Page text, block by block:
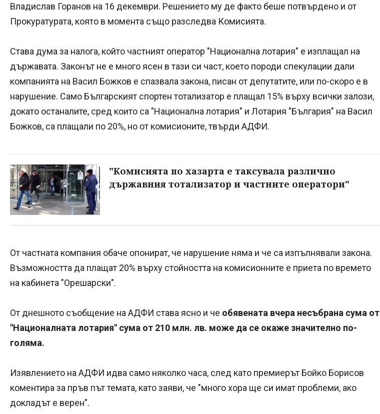
Владислав Горанов на 16 декември. Решението му де факто беше потвърдено и от
Прокуратурата, която в момента също разследва Комисията.
Става дума за налога, който частният оператор "Национална лотария" е изплащал на
държавата. Законът не е много ясен в тази си част, което породи спекулации дали
компанията на Васил Божков е спазвала закона, писан от депутатите, или по-скоро е в
нарушение. Само Българският спортен тотализатор е плащал 15% върху всички залози,
докато останалите, сред които са "Национална лотария" и Лотария "България" на Васил
Божков, са плащали по 20%, но от комисионите, твърди АДФИ.
"Комисията по хазарта е таксувала различно
държавния тотализатор и частните оператори"
От частната компания обаче опонират, че нарушение няма и че са изпълнявали закона.
Възможността да плащат 20% върху стойността на комисионните е приета по времето
на кабинета "Орешарски".
От днешното съобщение на АДФИ става ясно и че обявената вчера несъбрана сума от
"Националната лотария" сума от 210 млн. лв. може да се окаже значително по-
голяма.
Изявлението на АДФИ идва само няколко часа, след като премиерът Бойко Борисов
коментира за пръв път темата, като заяви, че "много хора ще си имат проблеми, ако
докладът е верен".